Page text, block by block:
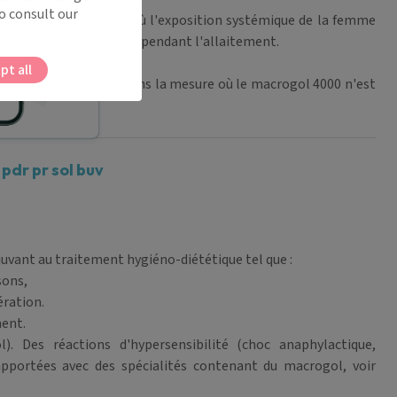
dans la mesure où l'exposition systémique de la femme
peut être utilisé pendant l'allaitement.
Cependant, dans la mesure où le macrogol 4000 n'est
attendu.
pr sol buv
au traitement hygiéno-diététique tel que :
Des réactions d'hypersensibilité (choc anaphylactique,
avec des spécialités contenant du macrogol, voir
consult our
all